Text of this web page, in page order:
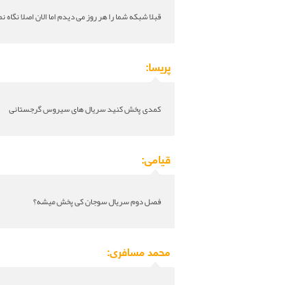
قبلا شبکه شما را هر روز می دیدم اما الان اصلا
پریسا:
کمدی پخش کنید سریال های سیروس گرجستانی
قیامی:
فصل دوم سریال سوجان کی پخش میشه؟
محمد مسافری: